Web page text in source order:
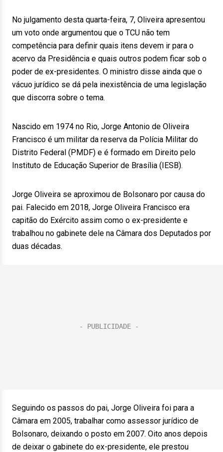
No julgamento desta quarta-feira, 7, Oliveira apresentou
um voto onde argumentou que o TCU não tem
competência para definir quais itens devem ir para o
acervo da Presidência e quais outros podem ficar sob o
poder de ex-presidentes. O ministro disse ainda que o
vácuo jurídico se dá pela inexistência de uma legislação
que discorra sobre o tema.
Nascido em 1974 no Rio, Jorge Antonio de Oliveira
Francisco é um militar da reserva da Polícia Militar do
Distrito Federal (PMDF) e é formado em Direito pelo
Instituto de Educação Superior de Brasília (IESB).
Jorge Oliveira se aproximou de Bolsonaro por causa do
pai. Falecido em 2018, Jorge Oliveira Francisco era
capitão do Exército assim como o ex-presidente e
trabalhou no gabinete dele na Câmara dos Deputados por
duas décadas.
Seguindo os passos do pai, Jorge Oliveira foi para a
Câmara em 2005, trabalhar como assessor jurídico de
Bolsonaro, deixando o posto em 2007. Oito anos depois
de deixar o gabinete do ex-presidente, ele prestou